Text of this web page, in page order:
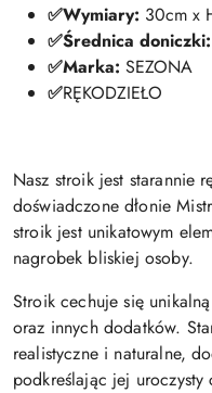
✅Wymiary: 30cm x
✅Średnica doniczki:
✅Marka: SEZONA
✅RĘKODZIEŁO
Nasz stroik jest starannie
doświadczone dłonie
stroik jest unikatowym
nagrobek bliskiej osoby.
Stroik cechuje się
oraz innych dodatków.
realistyczne i naturalne,
podkreślając jej uroczysty